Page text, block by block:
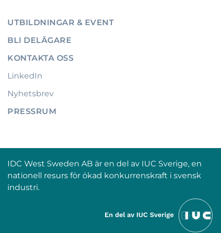
UTBILDNINGAR & EVENT
BLI DELÄGARE
KONTAKTA OSS
LinkedIn
Nyhetsbrev
PRESSRUM
IDC West Sweden AB är en del av IUC Sverige, en
nationell resurs för ökad konkurrenskraft i svensk
industri.